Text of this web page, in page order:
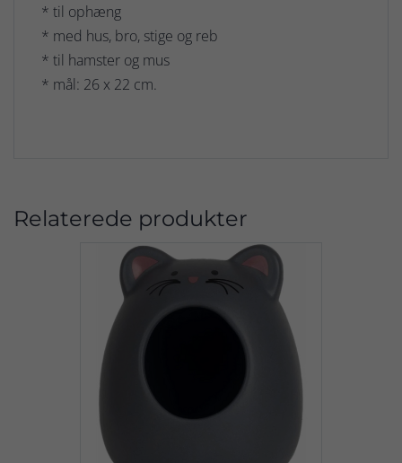
* til ophæng
* med hus, bro, stige og reb
* til hamster og mus
* mål: 26 x 22 cm.
Relaterede produkter